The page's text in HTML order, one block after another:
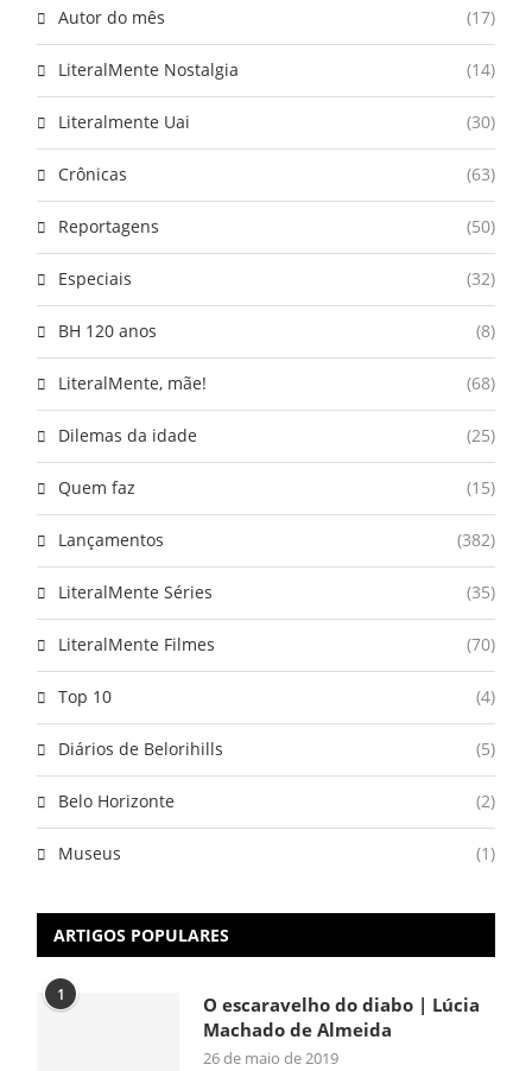
Autor do mês (17)
LiteralMente Nostalgia (14)
Literalmente Uai (30)
Crônicas (63)
Reportagens (50)
Especiais (32)
BH 120 anos (8)
LiteralMente, mãe! (68)
Dilemas da idade (25)
Quem faz (15)
Lançamentos (382)
LiteralMente Séries (35)
LiteralMente Filmes (70)
Top 10 (4)
Diários de Belorihills (5)
Belo Horizonte (2)
Museus (1)
ARTIGOS POPULARES
1
O escaravelho do diabo | Lúcia
Machado de Almeida
26 de maio de 2019